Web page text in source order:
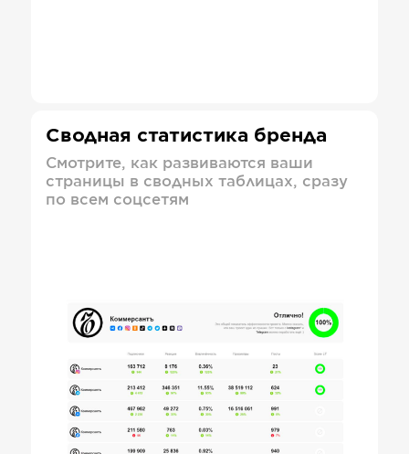
Сводная статистика бренда
Смотрите, как развиваются ваши
страницы в сводных таблицах, сразу
по всем соцсетям